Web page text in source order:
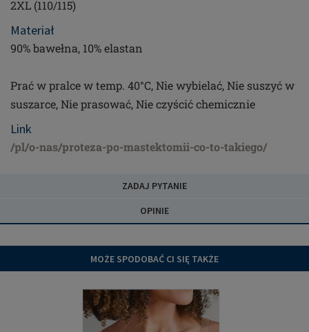
2XL (110/115)
Materiał
90% bawełna, 10% elastan
Prać w pralce w temp. 40°C, Nie wybielać, Nie suszyć w
suszarce, Nie prasować, Nie czyścić chemicznie
Link
/pl/o-nas/proteza-po-mastektomii-co-to-takiego/
ZADAJ PYTANIE
OPINIE
MOŻE SPODOBAĆ CI SIĘ TAKŻE